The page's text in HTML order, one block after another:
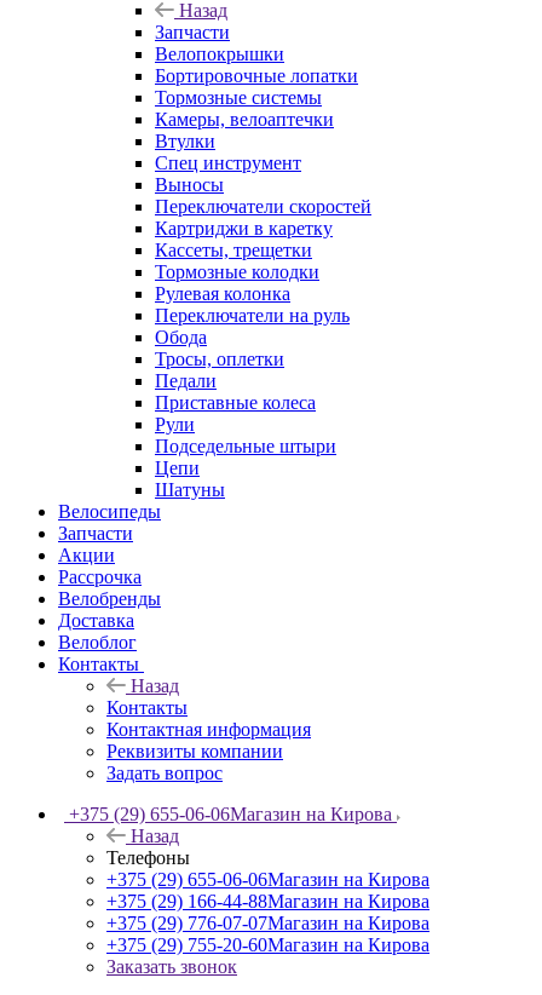
Назад
Запчасти
Велопокрышки
Бортировочные лопатки
Тормозные системы
Камеры, велоаптечки
Втулки
Спец инструмент
Выносы
Переключатели скоростей
Картриджи в каретку
Кассеты, трещетки
Тормозные колодки
Рулевая колонка
Переключатели на руль
Обода
Тросы, оплетки
Педали
Приставные колеса
Рули
Подседельные штыри
Цепи
Шатуны
Велосипеды
Запчасти
Акции
Рассрочка
Велобренды
Доставка
Велоблог
Контакты
Назад
Контакты
Контактная информация
Реквизиты компании
Задать вопрос
+375 (29) 655-06-06Магазин на Кирова
Назад
Телефоны
+375 (29) 655-06-06Магазин на Кирова
+375 (29) 166-44-88Магазин на Кирова
+375 (29) 776-07-07Магазин на Кирова
+375 (29) 755-20-60Магазин на Кирова
Заказать звонок